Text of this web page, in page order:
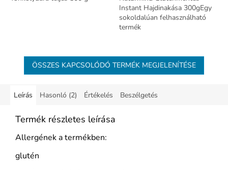
Instant Hajdinakása 300gEgy
sokoldalúan felhasználható
termék
ÖSSZES KAPCSOLÓDÓ TERMÉK MEGJELENÍTÉSE
Leírás Hasonló (2) Értékelés Beszélgetés
Termék részletes leírása
Allergének a termékben:
glutén